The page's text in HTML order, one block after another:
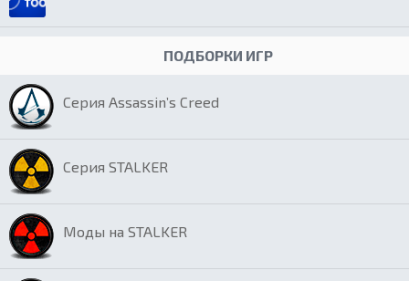
ПОДБОРКИ ИГР
Серия Assassin’s Creed
Серия STALKER
Моды на STALKER